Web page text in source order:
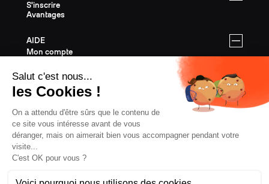
S'inscrire
Avantages
AIDE
Mon compte
FAQ
SAV et Garantie
Livraisons & Retours
SKIS FREERIDE
Tous les skis de Freeride
Equipement Freeride
Guide des tailles Freeride